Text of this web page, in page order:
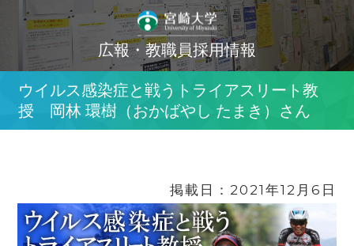
広報・教職員採用情報
ウイルス感染症と戦うトライアスリート教
授 岡林 環樹（おかばやし たまき）さん
掲載日：2021年12月6日